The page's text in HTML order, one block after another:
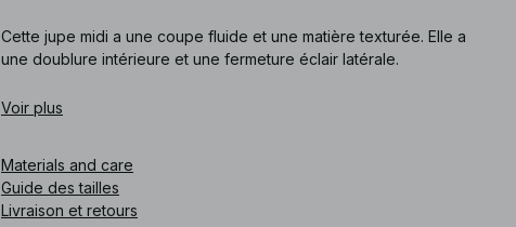
Cette jupe midi a une coupe fluide et une matière texturée. Elle a
une doublure intérieure et une fermeture éclair latérale.
Code article
Voir plus
Materials and care
Guide des tailles
Livraison et retours